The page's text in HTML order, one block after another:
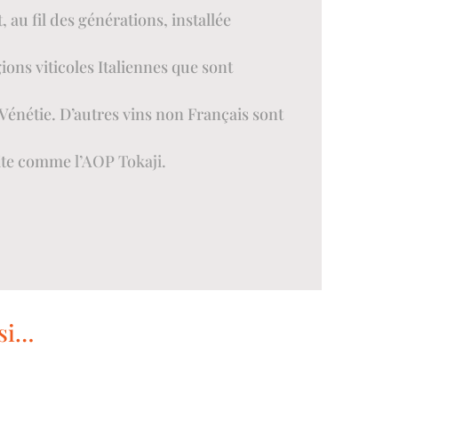
au fil des générations, installée
viticoles Italiennes que sont
. D’autres vins non Français sont
comme l’AOP Tokaji.